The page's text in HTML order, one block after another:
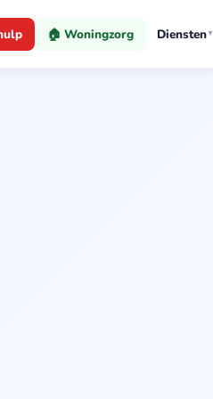
🏠 Woningzorg Diensten▼